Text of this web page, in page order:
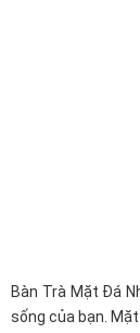
Bàn Trà Mặt Đá
sống của bạn.